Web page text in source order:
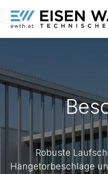
Robuste
Hängetorbeschläge